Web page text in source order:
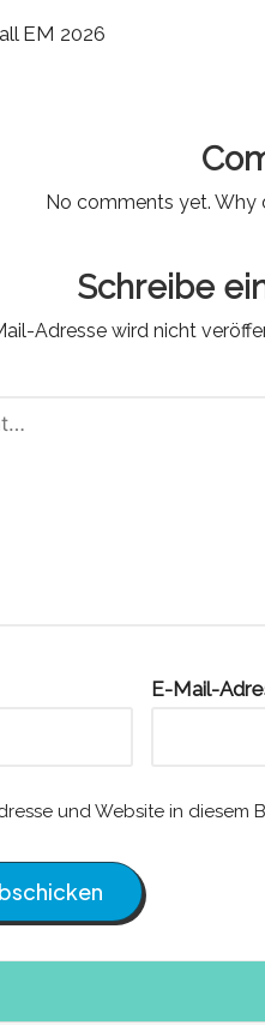
EM 2026
No comments yet. Why
Schreibe
Adresse wird nicht
E-Mail-
und Website in